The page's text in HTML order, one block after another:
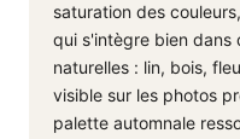
saturation des
qui s'intègre bien dans
naturelles : lin, bois,
visible sur les photos
palette automnale